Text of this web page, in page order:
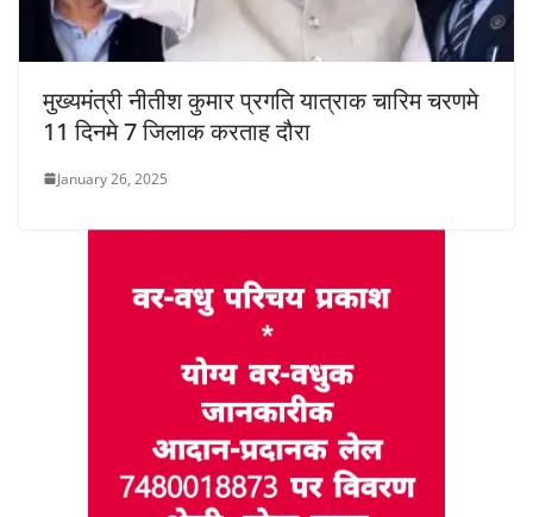
मुख्यमंत्री नीतीश कुमार प्रगति यात्राक चारिम चरणमे
11 दिनमे 7 जिलाक करताह दौरा
January 26, 2025